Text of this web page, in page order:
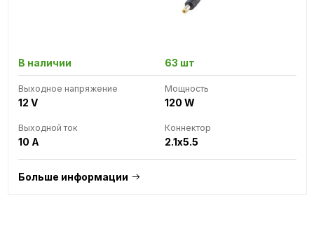
В наличии 63 шт
Выходное напряжение
12 V
Мощность
120 W
Выходной ток
10 A
Коннектор
2.1x5.5
Больше информации